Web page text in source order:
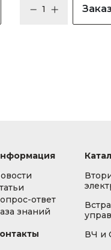
ответ
знаний
ВЧ и